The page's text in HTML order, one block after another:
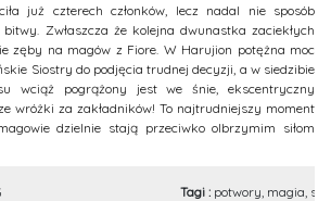
już czterech członków, lecz nadal nie sposób
Zwłaszcza że kolejna dwunastka zaciekłych
zęby na magów z Fiore. W Harujion potężna moc
Siostry do podjęcia trudnej decyzji, a w siedzibie
wciąż pogrążony jest we śnie, ekscentryczny
wróżki za zakładników! To najtrudniejszy moment
dzielnie stają przeciwko olbrzymim siłom
Tagi : potwory, magia,